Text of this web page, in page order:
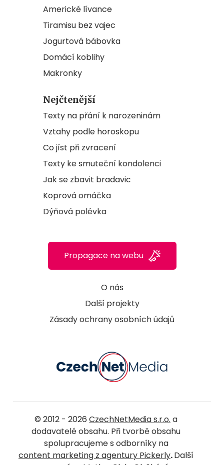
Americké lívance
Tiramisu bez vajec
Jogurtová bábovka
Domácí koblihy
Makronky
Nejčtenější
Texty na přání k narozeninám
Vztahy podle horoskopu
Co jíst při zvracení
Texty ke smuteční kondolenci
Jak se zbavit bradavic
Koprová omáčka
Dýňová polévka
O nás
Další projekty
Zásady ochrany osobních údajů
Propagace na webu
© 2012 - 2026 CzechNetMedia s.r.o. a
dodavatelé obsahu. Při tvorbě obsahu
spolupracujeme s odborníky na
content marketing z agentury Pickerly.Další